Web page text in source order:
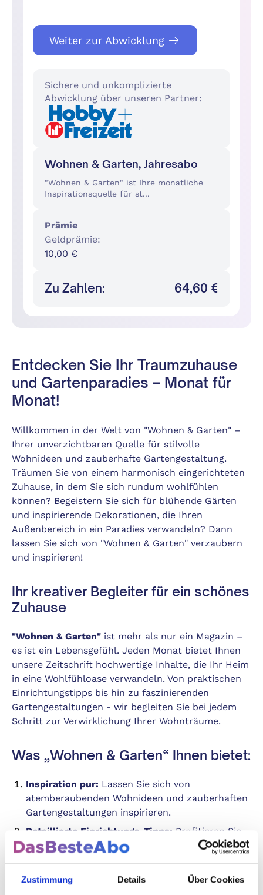
Zustimmung Details Über Cookies
Weiter zur Abwicklung
Sichere und unkomplizierte
Abwicklung über unseren Partner:
Wohnen & Garten, Jahresabo
"Wohnen & Garten" ist Ihre monatliche
Inspirationsquelle für st...
Prämie
Geldprämie:
10,00 €
Zu Zahlen: 64,60 €
Entdecken Sie Ihr Traumzuhause
und Gartenparadies – Monat für
Monat!
Willkommen in der Welt von "Wohnen & Garten" –
Ihrer unverzichtbaren Quelle für stilvolle
Wohnideen und zauberhafte Gartengestaltung.
Träumen Sie von einem harmonisch eingerichteten
Zuhause, in dem Sie sich rundum wohlfühlen
können? Begeistern Sie sich für blühende Gärten
und inspirierende Dekorationen, die Ihren
Außenbereich in ein Paradies verwandeln? Dann
lassen Sie sich von "Wohnen & Garten" verzaubern
und inspirieren!
Ihr kreativer Begleiter für ein schönes
Zuhause
"Wohnen & Garten" ist mehr als nur ein Magazin –
es ist ein Lebensgefühl. Jeden Monat bietet Ihnen
unsere Zeitschrift hochwertige Inhalte, die Ihr Heim
in eine Wohlfühloase verwandeln. Von praktischen
Einrichtungstipps bis hin zu faszinierenden
Gartengestaltungen - wir begleiten Sie bei jedem
Schritt zur Verwirklichung Ihrer Wohnträume.
Was „Wohnen & Garten“ Ihnen bietet:
Inspiration pur: Lassen Sie sich von
atemberaubenden Wohnideen und zauberhaften
Gartengestaltungen inspirieren.
Detaillierte Einrichtungs-Tipps: Profitieren Sie
von Expertenrat für jedes Zimmer in Ihrem
Gartenplanung leicht gemacht:
Entdecken Sie